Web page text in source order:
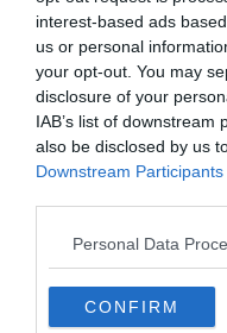
interest-based ads
us or personal
your opt-out. You may
disclosure of your
IAB’s list of
also be disclosed by us
Downstream Participants
Personal Data
CONFIRM
nel lago a
Solo
ma
Tragedia
Morto
coma dal